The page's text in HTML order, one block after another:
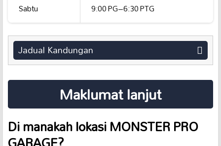
Sabtu
9:00 PG–6:30 PTG
Jadual Kandungan
Maklumat lanjut
Di manakah lokasi MONSTER PRO